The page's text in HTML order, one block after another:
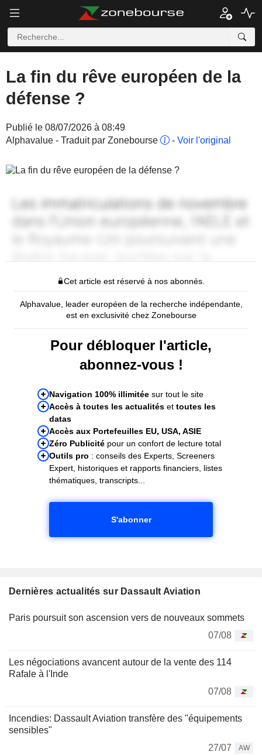
La fin du rêve européen de la
défense ?
Publié le 08/07/2026 à 08:49
Alphavalue - Traduit par Zonebourse
- Voir l'original
Cet article est réservé à nos abonnés.
Alphavalue, leader européen de la recherche indépendante,
est en exclusivité chez Zonebourse
Pour débloquer l'article,
abonnez-vous !
Navigation 100% illimitée sur tout le site
Accès à toutes les actualités et toutes les
datas
Accès aux Portefeuilles EU, USA, ASIE
Zéro Publicité pour un confort de lecture total
Outils pro : conseils des Experts, Screeners
Expert, historiques et rapports financiers, listes
thématiques, transcripts...
S'abonner
Dernières actualités sur Dassault Aviation
Paris poursuit son ascension vers de nouveaux sommets
07/08
Les négociations avancent autour de la vente des 114
Rafale à l'Inde
07/08
Incendies: Dassault Aviation transfère des "équipements
sensibles"
27/07
AW